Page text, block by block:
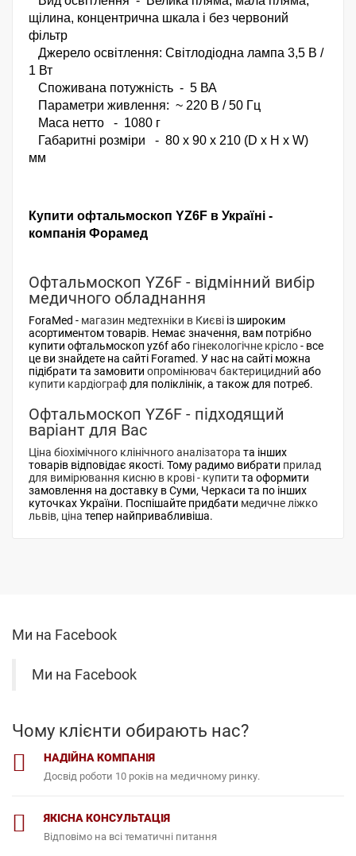
щілина, концентрична шкала і без червоний
фільтр
Джерело освітлення: Світлодіодна лампа 3,5 В /
1 Вт
Споживана потужність - 5 ВА
Параметри живлення: ~ 220 В / 50 Гц
Маса нетто
- 1080 г
Габаритні розміри
- 80 х 90 х 210 (D x H x W)
мм
Купити офтальмоскоп YZ6F в Україні -
компанія Форамед
Офтальмоскоп YZ6F - відмінний вибір
медичного обладнання
ForaMed - магазин медтехніки в Києві із широким
асортиментом товарів. Немає значення, вам потрібно
купити офтальмоскоп yz6f або гінекологічне крісло- все
це ви знайдете на сайті Foramed. У нас на сайті можна
підібрати та замовити опромінювач бактерицидний або
купити кардіограф для поліклінік, а також для потреб.
Офтальмоскоп YZ6F - підходящий
варіант для Вас
Ціна біохімічного клінічного аналізатора та інших
товарів відповідає якості. Тому радимо вибрати прилад
для вимірювання кисню в крові - купити та оформити
замовлення на доставку в Суми, Черкаси та по інших
куточках України. Поспішайте придбати медичне ліжко
львів, ціна тепер найпривабливіша.
Ми на Facebook
Ми на Facebook
Чому клієнти обирають нас?
НАДІЙНА КОМПАНІЯ
Досвід роботи 10 років на медичному ринку.
ЯКІСНА КОНСУЛЬТАЦІЯ
Відповімо на всі тематичні питання